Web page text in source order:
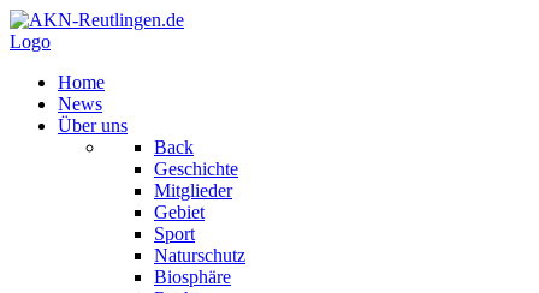
Logo
Home
News
Über uns
Back
Geschichte
Mitglieder
Gebiet
Sport
Naturschutz
Biosphäre